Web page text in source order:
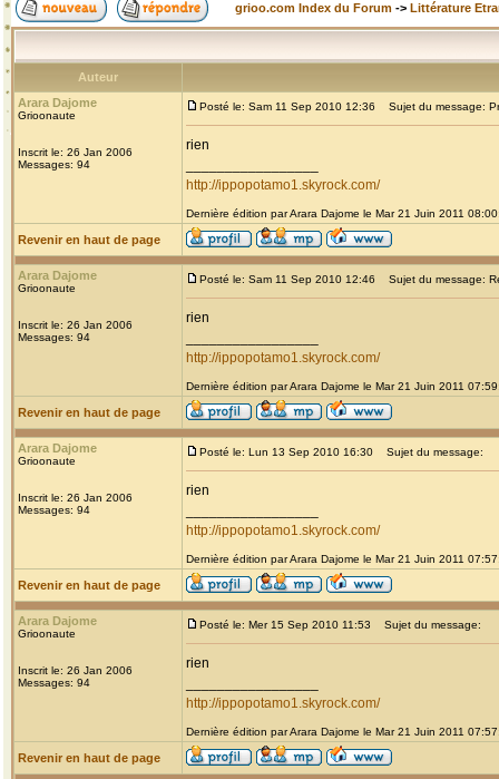
grioo.com Index du Forum -> Littérature
Auteur
Arara Dajome
Grioonaute
Inscrit le: 26 Jan 2006
Messages: 94
Posté le: Sam 11 Sep 2010 12:36 Sujet du message:
rien
http://ippopotamo1.skyrock.com/
Dernière édition par Arara Dajome le Mar 21 Juin 2011
Revenir en haut de page
Arara Dajome
Grioonaute
Inscrit le: 26 Jan 2006
Messages: 94
Posté le: Sam 11 Sep 2010 12:46 Sujet du message:
rien
http://ippopotamo1.skyrock.com/
Dernière édition par Arara Dajome le Mar 21 Juin 2011
Revenir en haut de page
Arara Dajome
Grioonaute
Inscrit le: 26 Jan 2006
Messages: 94
Posté le: Lun 13 Sep 2010 16:30 Sujet du message:
rien
http://ippopotamo1.skyrock.com/
Dernière édition par Arara Dajome le Mar 21 Juin 2011
Revenir en haut de page
Arara Dajome
Grioonaute
Inscrit le: 26 Jan 2006
Messages: 94
Posté le: Mer 15 Sep 2010 11:53 Sujet du message:
rien
http://ippopotamo1.skyrock.com/
Dernière édition par Arara Dajome le Mar 21 Juin 2011
Revenir en haut de page